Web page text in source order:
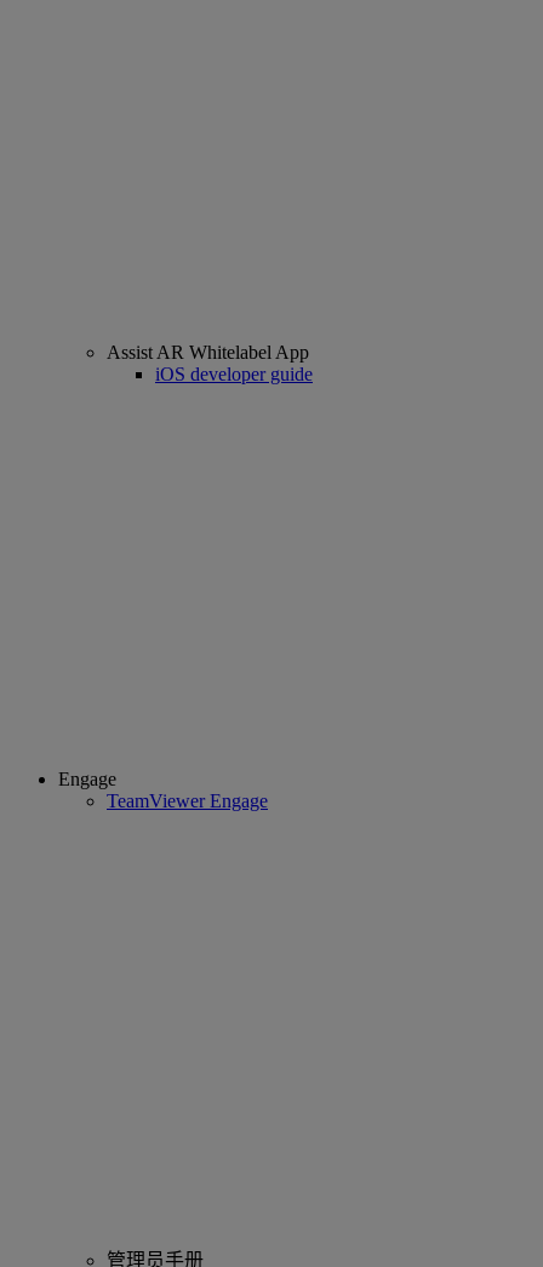
Assist AR Whitelabel App
iOS developer guide
Engage
TeamViewer Engage
管理员手册